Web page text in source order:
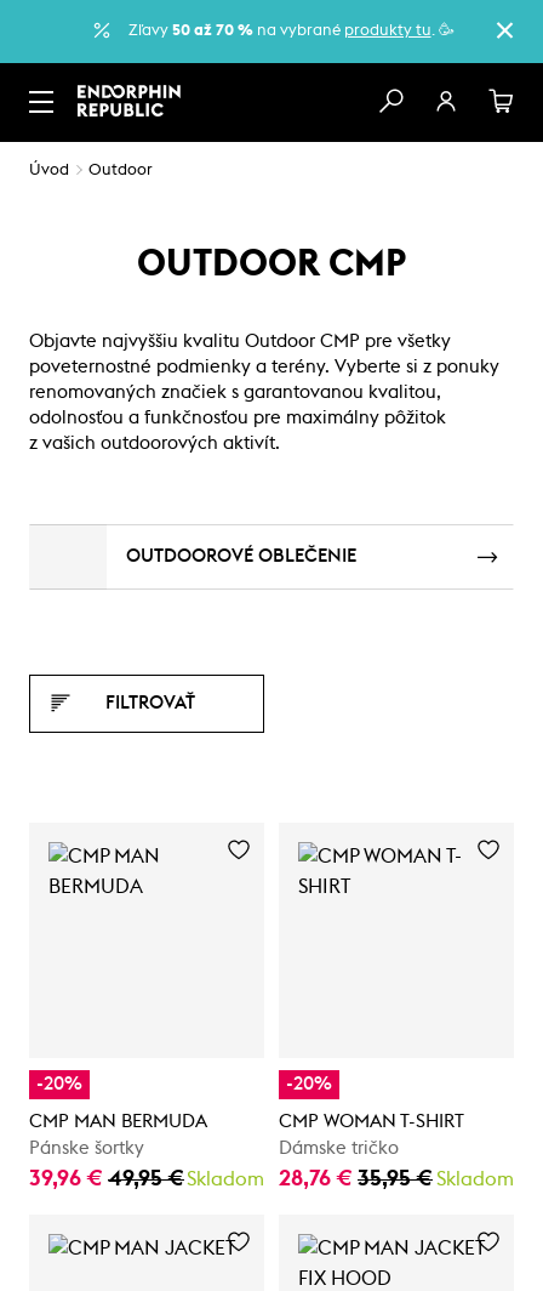
Zľavy 50 až 70 %na vybrané produkty tu. 🥳
Úvod Outdoor
OUTDOOR CMP
Objavte najvyššiu kvalitu Outdoor CMP pre všetky
poveternostné podmienky a terény. Vyberte si z ponuky
renomovaných značiek s garantovanou kvalitou,
odolnosťou a funkčnosťou pre maximálny pôžitok
z vašich outdoorových aktivít.
OUTDOOROVÉ OBLEČENIE
FILTROVAŤ
-20%
CMP MAN BERMUDA
Pánske šortky
39,96 € 49,95 €Skladom
-20%
CMP WOMAN T-SHIRT
Dámske tričko
28,76 € 35,95 €Skladom